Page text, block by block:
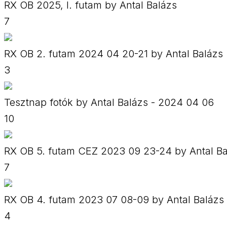
RX OB 2025, I. futam by Antal Balázs
7
RX OB 2. futam 2024 04 20-21 by Antal Balázs
3
Tesztnap fotók by Antal Balázs - 2024 04 06
10
RX OB 5. futam CEZ 2023 09 23-24 by Antal
7
RX OB 4. futam 2023 07 08-09 by Antal Balázs
4